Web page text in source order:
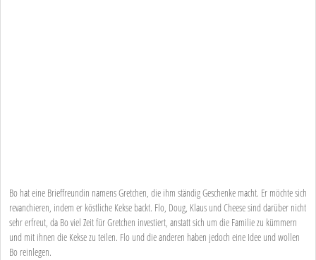
Bo hat eine Brieffreundin namens Gretchen, die ihm ständig Geschenke macht. Er möchte sich
revanchieren, indem er köstliche Kekse backt. Flo, Doug, Klaus und Cheese sind darüber nicht
sehr erfreut, da Bo viel Zeit für Gretchen investiert, anstatt sich um die Familie zu kümmern
und mit ihnen die Kekse zu teilen. Flo und die anderen haben jedoch eine Idee und wollen
Bo reinlegen.